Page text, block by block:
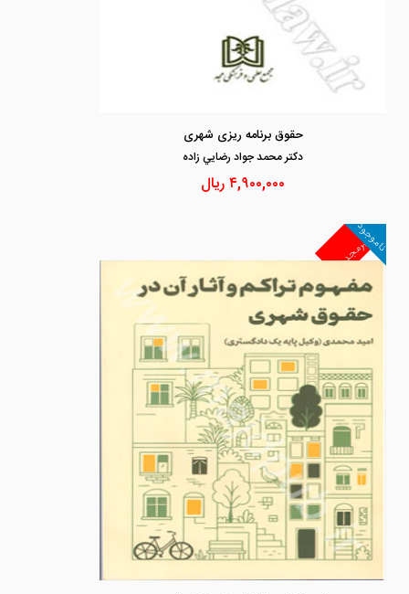
حقوق برنامه ریزی شهری
دكتر محمد جواد رضايي زاده
۴,۹۰۰,۰۰۰ریال
غیرمجد
ناموجود